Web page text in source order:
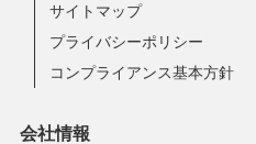
サイトマップ
プライバシーポリシー
コンプライアンス基本方針
会社情報